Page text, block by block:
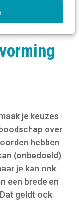
je keuzes
over
hebben
(onbedoeld)
je kan ook
een brede en
geldt ook